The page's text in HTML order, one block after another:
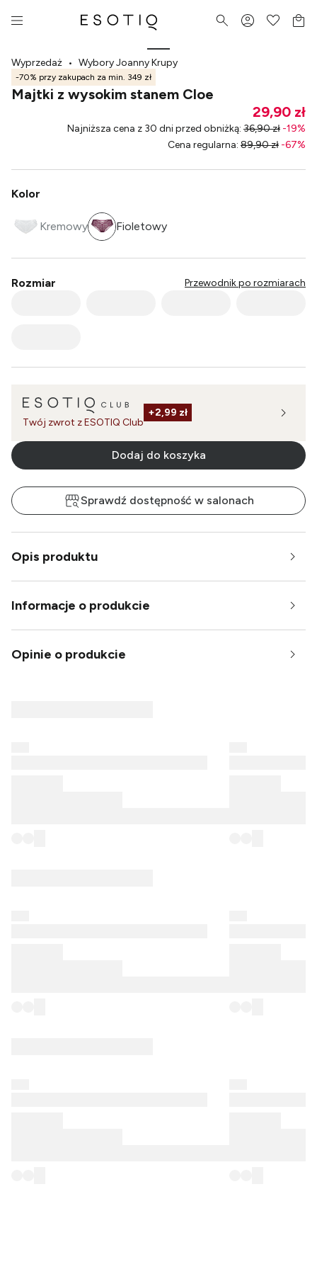
Wyprzedaż • Wybory Joanny Krupy
-70% przy zakupach za min. 349 zł
Majtki z wysokim stanem Cloe
29,90 zł
Najniższa cena z 30 dni przed obniżką: 36,90 zł -19%
Cena regularna: 89,90 zł -67%
Kolor
Kremowy Fioletowy
Rozmiar Przewodnik po rozmiarach
Twój zwrot z ESOTIQ Club
+2,99 zł
Dodaj do koszyka
Sprawdź dostępność w salonach
Opis produktu
Informacje o produkcie
Opinie o produkcie